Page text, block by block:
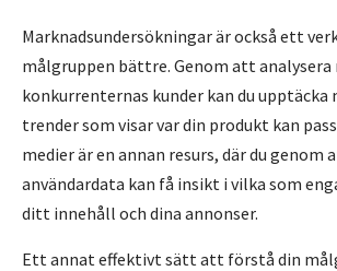
Marknadsundersökningar är också ett
målgruppen bättre. Genom att analysera
konkurrenternas kunder kan du upptäcka
trender som visar var din produkt kan
medier är en annan resurs, där du genom
användardata kan få insikt i vilka som
ditt innehåll och dina annonser.
Ett annat effektivt sätt att förstå din